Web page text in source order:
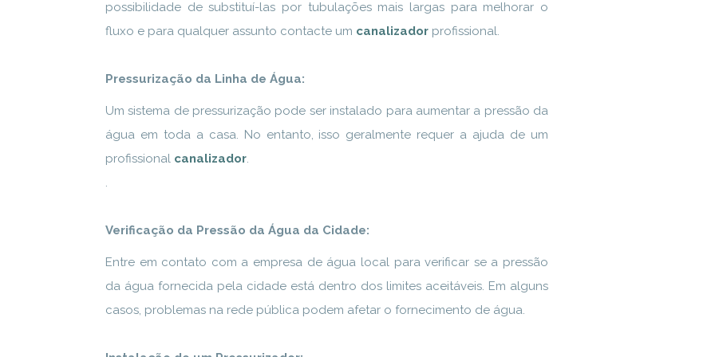
possibilidade de substituí-las por tubulações mais largas para melhorar o
fluxo e para qualquer assunto contacte um canalizador profissional.
Pressurização da Linha de Água:
Um sistema de pressurização pode ser instalado para aumentar a pressão da
água em toda a casa. No entanto, isso geralmente requer a ajuda de um
profissional canalizador.
.
Verificação da Pressão da Água da Cidade:
Entre em contato com a empresa de água local para verificar se a pressão
da água fornecida pela cidade está dentro dos limites aceitáveis. Em alguns
casos, problemas na rede pública podem afetar o fornecimento de água.